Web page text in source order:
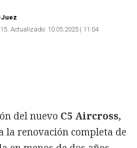
Actualizado: 10.05.2025 | 11:04
del nuevo C5 Aircross,
la renovación completa de